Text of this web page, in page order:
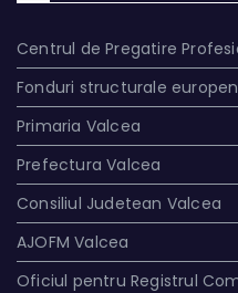
Centrul de Pregatire
Fonduri structurale
Primaria Valcea
Prefectura Valcea
Consiliul Judetean Valcea
AJOFM Valcea
Oficiul pentru Registrul